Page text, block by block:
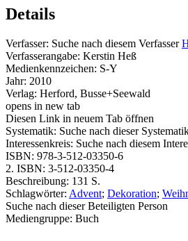
Details
Verfasser: Suche nach diesem Verfasser
Verfasserangabe: Kerstin Heß
Medienkennzeichen: S-Y
Jahr: 2010
Verlag: Herford, Busse+Seewald
opens in new tab
Diesen Link in neuem Tab öffnen
Systematik: Suche nach dieser
Interessenkreis: Suche nach diesem
ISBN: 978-3-512-03350-6
2. ISBN: 3-512-03350-4
Beschreibung: 131 S.
Schlagwörter: Advent; Dekoration;
Suche nach dieser Beteiligten Person
Mediengruppe: Buch